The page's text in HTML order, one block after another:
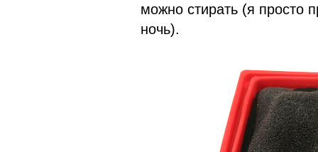
можно стирать (я просто
ночь).